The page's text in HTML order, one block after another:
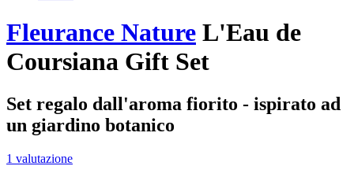
Fleurance Nature L'Eau de
Coursiana Gift Set
Set regalo dall'aroma fiorito - ispirato ad
un giardino botanico
1 valutazione